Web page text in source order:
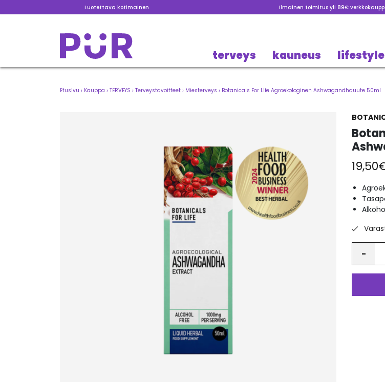
Luotettava kotimainen Ilmainen toimitus yli 89€
terveys kauneus lifestyle
Etusivu › Kauppa › TERVEYS › Terveystavoitteet › Miesterveys › Botanicals For Life Agroekologinen Ashwagandhauute 50ml
19,50